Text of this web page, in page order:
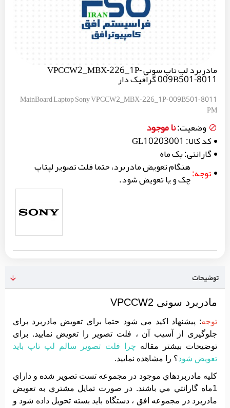
مادربرد لپ تاپ سونی VPCCW2_MBX-226_1P-
009B501-8011 گرافیک دار
MainBoard Laptop Sony VPCCW2_MBX-226_1P-009B501-8011
PM
وضعیت:نا موجود
کد کالا: GL10203001
گارانتی:یک ماه
توجه:هنگام تعویض مادربرد، حتما فلت تصویر لپتاپ
چک و یا تعویض شود.
توضیحات
مادربرد سونی VPCCW2
توجه: پیشنهاد اکید می شود حتما برای تعویض مادربرد برای
جلوگیری از آسیب آن ، فلت تصویر را تعویض نمایید. برای
توضیحات بیشتر مقاله چرا فلت تصویر سالم لپ تاپ باید
تعویض شود؟ را مشاهده نمایید.
کليه مادربردهاي موجود در مجموعه تست تصوير شده و داراي
1ماه گارانتي مي باشند. در صورت تمايل مشتري به تعويض
مادربرد در مجموعه افق ، دستگاه بايد بسته تحويل داده شود و